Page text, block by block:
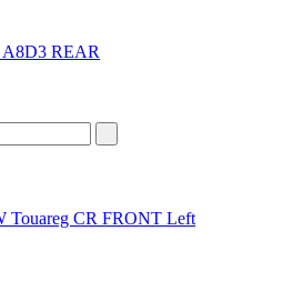
REAR
Touareg CR FRONT Left